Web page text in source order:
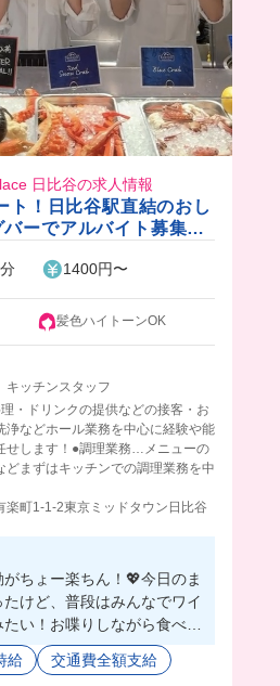
日比谷の求人情報
ト！日比谷駅直結のおし
ーでアルバイト募集中
1400円〜
髪色ハイトーンOK
キッチンスタッフ
・ドリンクの提供などの接客・お
浄などホール業務を中心に経験や能
せします！●調理業務…メニューの
どまずはキッチンでの調理業務を中
楽町1-1-2東京ミッドタウン日比谷
ちょー楽ちん！💖今日のま
けど、普段はみんなでワイ
い！お喋りしながら食べる
れるのは金欠学生にはとっ
給 交通費全額支給